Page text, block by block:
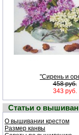
"Сирень и
458 руб.
343 руб.
Статьи о
О вышивании крестом
Размер канвы